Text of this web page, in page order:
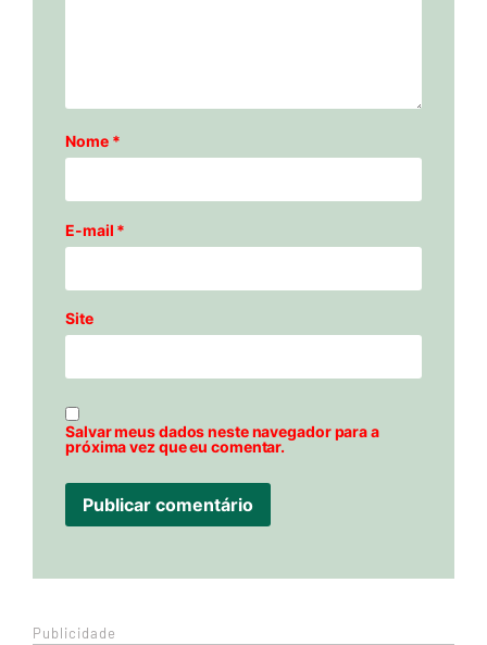
Nome *
E-mail *
Site
Salvar meus dados neste navegador para a
próxima vez que eu comentar.
Publicidade